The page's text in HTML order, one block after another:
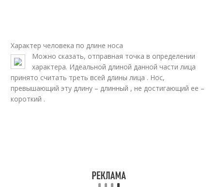
Римский нос Нос с прямым
Характер человека по длине носа
Можно сказать, отправная точка в определении
характера. Идеальной длиной данной части лица
принято считать треть всей длины лица . Нос,
превышающий эту длину – длинный , не достигающий ее –
короткий .